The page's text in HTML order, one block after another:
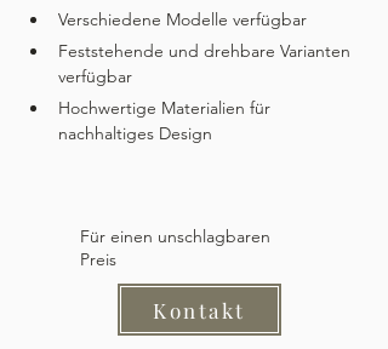
Verschiedene Modelle verfügbar
Feststehende und drehbare Varianten
verfügbar
Hochwertige Materialien für
nachhaltiges Design
Für einen unschlagbaren
Preis
Kontakt